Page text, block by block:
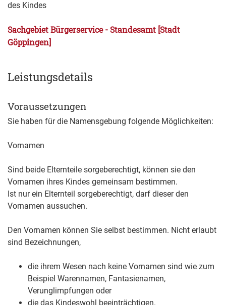
des Kindes
Sachgebiet Bürgerservice - Standesamt [Stadt
Göppingen]
Leistungsdetails
Voraussetzungen
Sie haben für die Namensgebung folgende Möglichkeiten:
Vornamen
Sind beide Elternteile sorgeberechtigt, können sie den
Vornamen ihres Kindes gemeinsam bestimmen.
Ist nur ein Elternteil sorgeberechtigt, darf dieser den
Vornamen aussuchen.
Den Vornamen können Sie selbst bestimmen. Nicht erlaubt
sind Bezeichnungen,
die ihrem Wesen nach keine Vornamen sind wie zum
Beispiel Warennamen, Fantasienamen,
Verunglimpfungen oder
die das Kindeswohl beeinträchtigen.